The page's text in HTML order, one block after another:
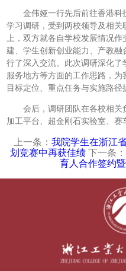
金伟娅一行先后前往香港科
学习调研，受到两校领导及相
上，双方就各自学校发展情况
建、学生创新创业能力、产教
行了深入交流。此次调研深化了
服务地方等方面的工作思路，为
目标定位、重点任务与实施路径
会后，调研团队在各校相关
加工平台、超金刚石实验室、赛
上一条： 我院学生在浙江
划竞赛中再获佳绩下一条：
育人合作签约